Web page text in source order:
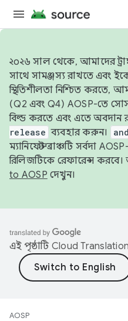
২০২৬ সাল থেকে, আমাদের
সাথে সামঞ্জস্য রাখতে এবং
স্থিতিশীলতা নিশ্চিত করতে,
(Q2 এবং Q4) AOSP-তে
বিল্ড করতে এবং এতে অবদান
release ব্যবহার করুন।
ম্যানিফেস্ট ব্রাঞ্চটি সর্বদা
রিলিজটিকে রেফারেন্স
to AOSP দেখুন।
এই পৃষ্ঠাটি Cloud
AOSP